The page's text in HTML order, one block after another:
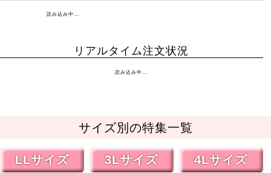
読み込み中...
リアルタイム注文状況
読み込み中...
サイズ別の特集一覧
LLサイズ 3Lサイズ
4Lサイズ